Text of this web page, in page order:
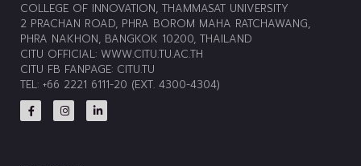
COLLEGE OF INNOVATION, THAMMASAT UNIVERSITY
2 PRACHAN ROAD, PHRA BOROM MAHA RATCHAWANG,
PHRA NAKHON, BANGKOK 10200, THAILAND
CITU OFFICIAL: WWW.CITU.TU.AC.TH
CITU FB FANPAGE: CITU.TU
TEL: +66 2221 6111-20 (EXT. 4300-4304)